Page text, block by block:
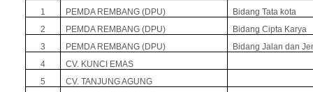
1 PEMDA REMBANG (DPU)
Bidang Tata kota
2
PEMDA REMBANG (DPU)
Bidang Cipta Karya
3
PEMDA REMBANG (DPU)
Bidang Jalan dan
4
CV. KUNCI EMAS
5
CV. TANJUNG AGUNG